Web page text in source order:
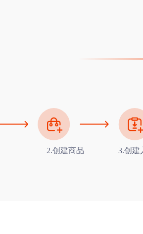
2.创建商品 3.创建